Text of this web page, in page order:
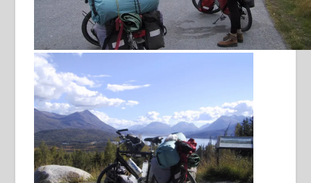
superplek
Worthington Glacier
op de Spit !